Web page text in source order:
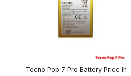
Tecno Pop 7 Pro Battery Price In